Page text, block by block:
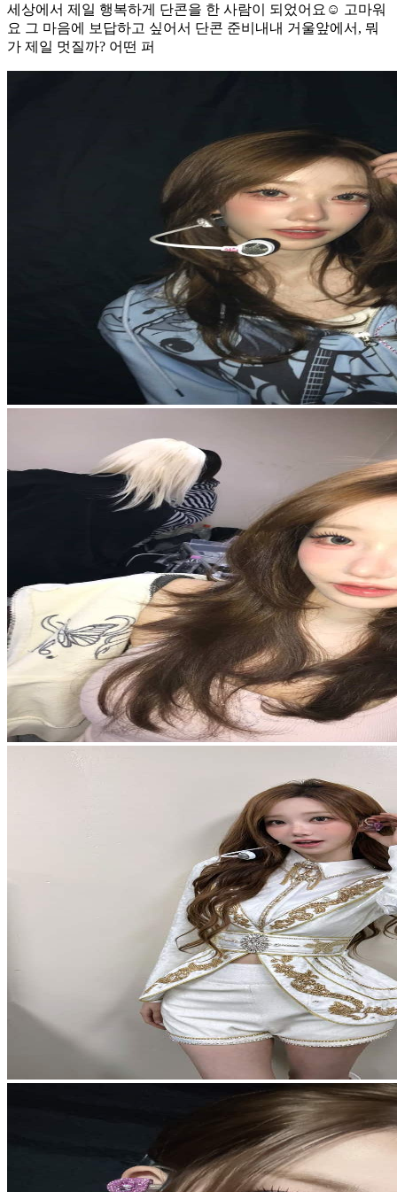
세상에서 제일 행복하게 단콘을 한 사람이 되었어요☺️ 고마워
요 그 마음에 보답하고 싶어서 단콘 준비내내 거울앞에서, 뭐
가 제일 멋질까? 어떤 퍼